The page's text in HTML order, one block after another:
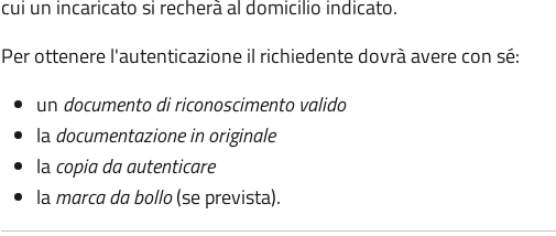
cui un incaricato si recherà al domicilio indicato.
Per ottenere l'autenticazione il richiedente dovrà avere con sé:
un documento di riconoscimento valido
ladocumentazione in originale
lacopia da autenticare
lamarca da bollo(se prevista).